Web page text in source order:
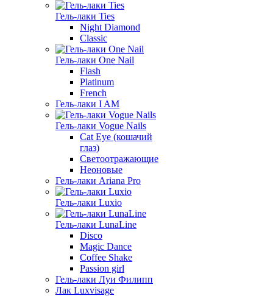
Гель-лаки Ties
Night Diamond
Classic
Гель-лаки One Nail
Flash
Platinum
French
Гель-лаки I AM
Гель-лаки Vogue Nails
Cat Eye (кошачий
глаз)
Светоотражающие
Неоновые
Гель-лаки Ariana Pro
Гель-лаки Luxio
Гель-лаки LunaLine
Disco
Magic Dance
Coffee Shake
Passion girl
Гель-лаки Луи Филипп
Лак Luxvisage